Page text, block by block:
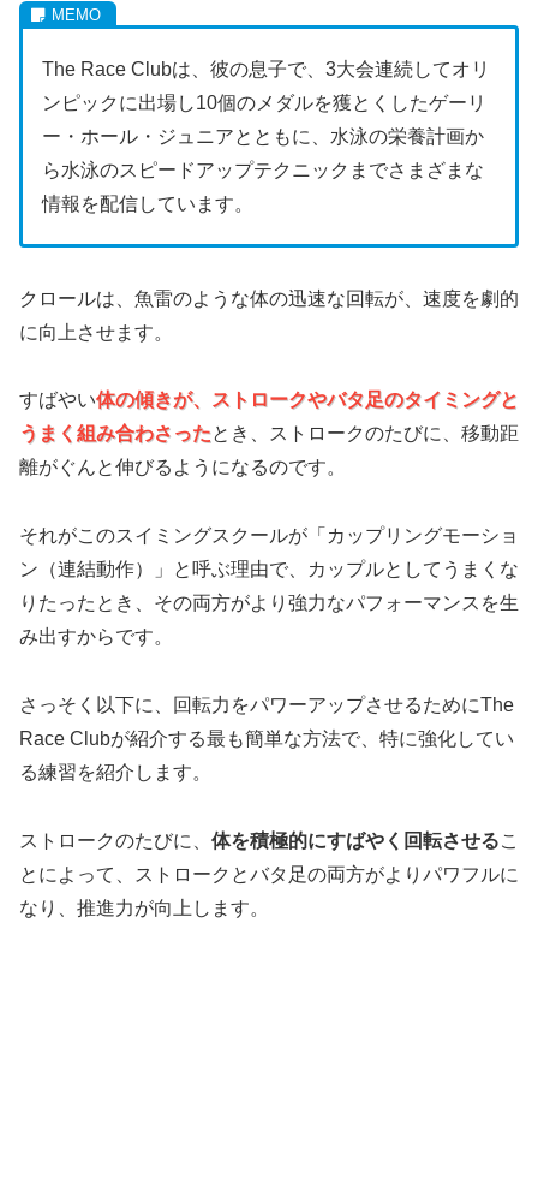
The Race Clubは、彼の息子で、3大会連続してオリ
ンピックに出場し10個のメダルを獲とくしたゲーリ
ー・ホール・ジュニアとともに、水泳の栄養計画か
ら水泳のスピードアップテクニックまでさまざまな
情報を配信しています。
クロールは、魚雷のような体の迅速な回転が、速度を劇的
に向上させます。
すばやい体の傾きが、ストロークやバタ足のタイミングと
うまく組み合わさったとき、ストロークのたびに、移動距
離がぐんと伸びるようになるのです。
それがこのスイミングスクールが「カップリングモーショ
ン（連結動作）」と呼ぶ理由で、カップルとしてうまくな
りたったとき、その両方がより強力なパフォーマンスを生
み出すからです。
さっそく以下に、回転力をパワーアップさせるためにThe
Race Clubが紹介する最も簡単な方法で、特に強化してい
る練習を紹介します。
ストロークのたびに、 体を積極的にすばやく回転させるこ
とによって、ストロークとバタ足の両方がよりパワフルに
なり、推進力が向上します。